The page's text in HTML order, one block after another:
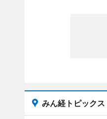
みん経トピックス